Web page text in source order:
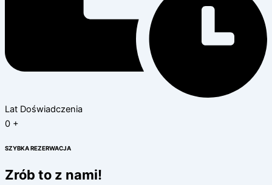
Lat Doświadczenia
0 +
SZYBKA REZERWACJA​
Zrób to z nami!